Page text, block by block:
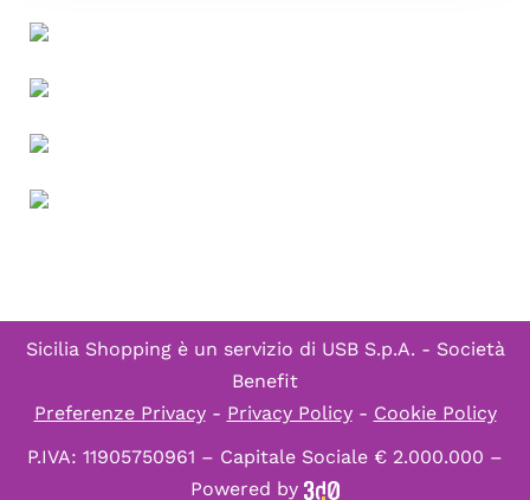
Sicilia Shopping è un servizio di USB S.p.A. - Società
Benefit
Preferenze Privacy- Privacy Policy- Cookie Policy
P.IVA: 11905750961 – Capitale Sociale € 2.000.000 –
Powered by